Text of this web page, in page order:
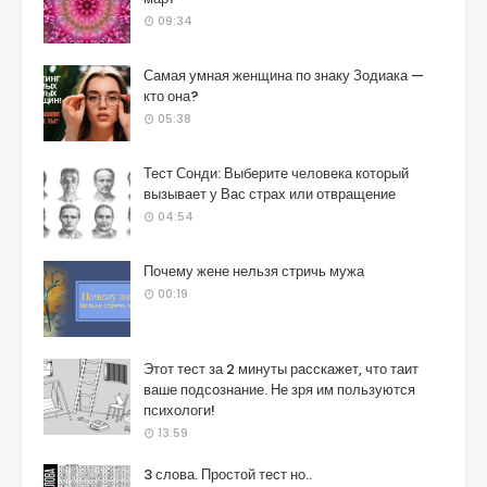
09:34
Самая умная женщина по знаку Зодиака —
кто она?
05:38
Тест Сонди: Выберите человека который
вызывает у Вас страх или отвращение
04:54
Почему жене нельзя стричь мужа
00:19
Этот тест за 2 минуты расскажет, что таит
ваше подсознание. Не зря им пользуются
психологи!
13:59
3 слова. Простой тест но..